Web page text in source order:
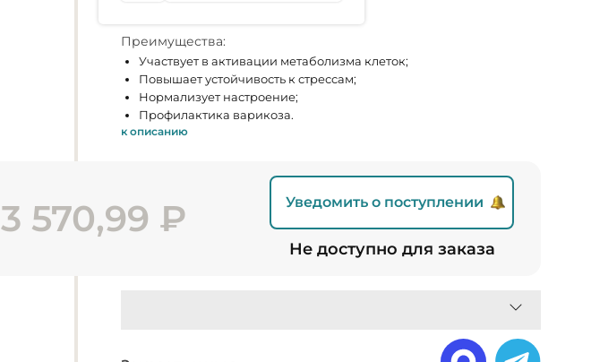
Преимущества:
Участвует в активации метаболизма клеток;
Повышает устойчивость к стрессам;
Нормализует настроение;
Профилактика варикоза.
к описанию
3 570,99 ₽ Уведомить о поступлении
Не доступно для заказа